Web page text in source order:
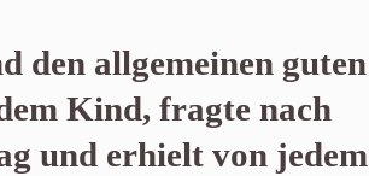
den allgemeinen guten
Kind, fragte nach
und erhielt von jedem